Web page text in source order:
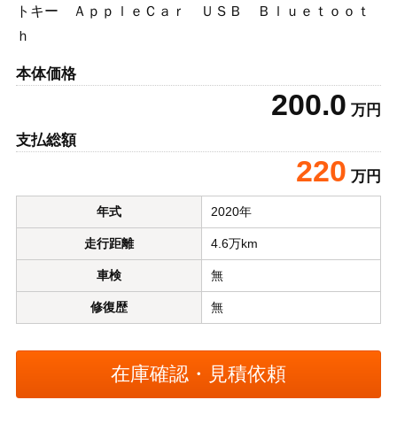
トキー ＡｐｐｌｅＣａｒ ＵＳＢ Ｂｌｕｅｔｏｏｔ
ｈ
本体価格
200.0 万円
支払総額
220 万円
年式 2020年
走行距離 4.6万km
車検 無
修復歴 無